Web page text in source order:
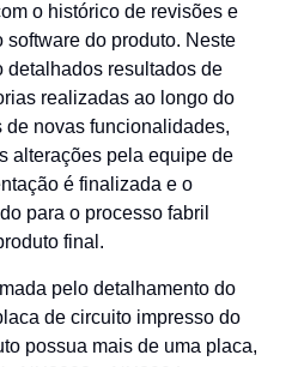
o histórico de revisões e
do produto. Neste
detalhados resultados de
realizadas ao longo do
novas funcionalidades,
alterações pela equipe de
é finalizada e o
para o processo fabril
final.
pelo detalhamento do
de circuito impresso do
possua mais de uma placa,